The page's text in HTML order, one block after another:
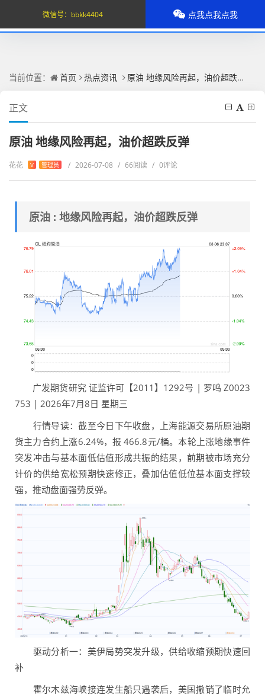
当前位置： 首页 热点资讯 原油 地缘风险再起，油价超跌反弹
正文
原油 地缘风险再起，油价超跌反弹
花花 V 管理员 / 2026-07-08 / 66阅读 / 0评论
原油 : 地缘风险再起，油价超跌反弹
广发期货研究 证监许可【2011】1292号 | 罗鸣 Z0023
753 | 2026年7月8日 星期三
行情导读：截至今日下午收盘，上海能源交易所原油期
货主力合约上涨6.24%，报 466.8元/桶。本轮上涨地缘事件
突发冲击与基本面低估值形成共振的结果，前期被市场充分
计价的供给宽松预期快速修正，叠加估值低位基本面支撑较
强，推动盘面强势反弹。
驱动分析一：美伊局势突发升级，供给收缩预期快速回
补
霍尔木兹海峡接连发生船只遇袭后，美国撤销了临时允
微信号： bbkk4404 点我点我点我